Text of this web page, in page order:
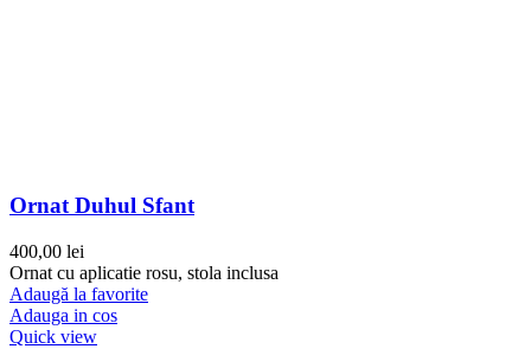
Ornat Duhul Sfant
400,00 lei
Ornat cu aplicatie rosu, stola inclusa
Adaugă la favorite
Adauga in cos
Quick view